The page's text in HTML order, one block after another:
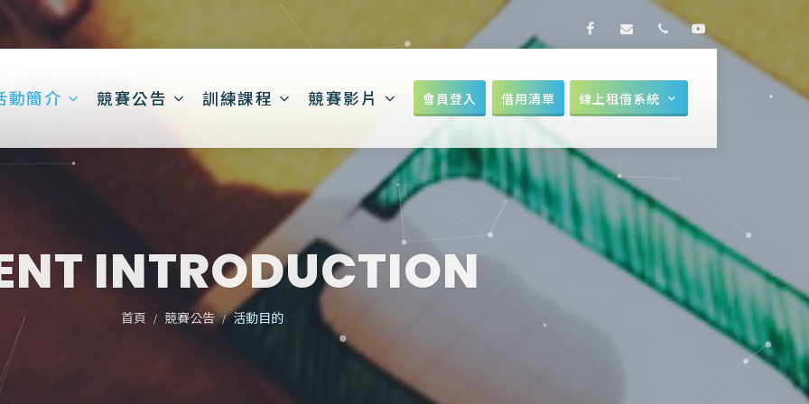
Facebookmakerthon@nkust.edu.tw
07-6011000
會員登入 借用清單 線上租借系統
動簡介 競賽公告 訓練課程 競賽影片
INTRODUCTION
首頁 競賽公告 活動目的